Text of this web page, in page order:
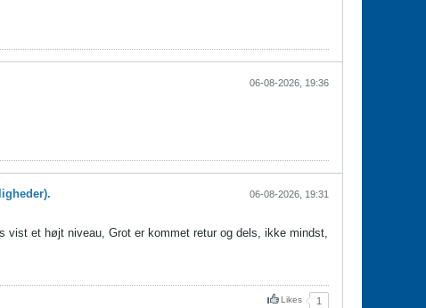
06-08-2026, 19:36
06-08-2026, 19:31
vist et højt niveau, Grot er kommet retur og dels, ikke mindst,
Likes 1